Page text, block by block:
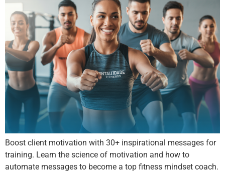
Boost client motivation with 30+ inspirational messages for
training. Learn the science of motivation and how to
automate messages to become a top fitness mindset coach.